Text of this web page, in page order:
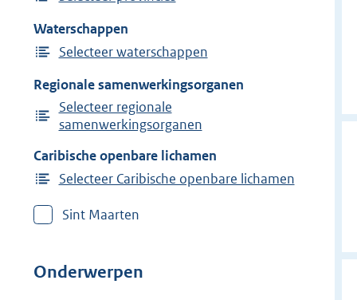
Waterschappen
Selecteer waterschappen
Regionale samenwerkingsorganen
Selecteer regionale
samenwerkingsorganen
Caribische openbare lichamen
Selecteer Caribische openbare lichamen
Sint Maarten
Onderwerpen